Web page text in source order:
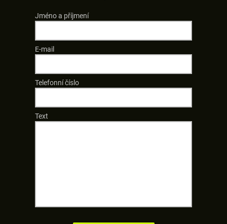
Jméno a příjmení
E-mail
Telefonní číslo
Text